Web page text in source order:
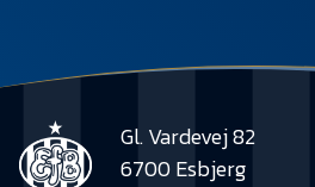
Gl. Vardevej 82
6700 Esbjerg